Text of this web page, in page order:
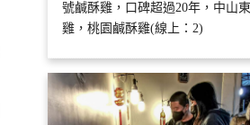
號鹹酥雞，口碑超過20年，中山
雞，桃園鹹酥雞(線上：2)